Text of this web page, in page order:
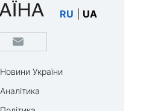
RU UA
Новини України
Аналітика